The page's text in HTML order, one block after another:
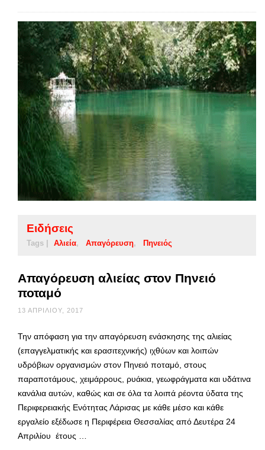
Ειδήσεις
Tags | Αλιεία Απαγόρευση Πηνειός
Απαγόρευση αλιείας στον Πηνειό
ποταμό
13 ΑΠΡΙΛΊΟΥ, 2017
Την απόφαση για την απαγόρευση ενάσκησης της αλιείας
(επαγγελματικής και ερασιτεχνικής) ιχθύων και λοιπών
υδρόβιων οργανισμών στον Πηνειό ποταμό, στους
παραποτάμους, χειμάρρους, ρυάκια, γεωφράγματα και υδάτινα
κανάλια αυτών, καθώς και σε όλα τα λοιπά ρέοντα ύδατα της
Περιφερειακής Ενότητας Λάρισας με κάθε μέσο και κάθε
εργαλείο εξέδωσε η Περιφέρεια Θεσσαλίας από Δευτέρα 24
Απριλίου έτους …